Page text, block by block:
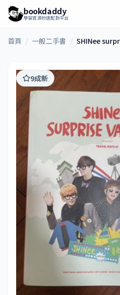
bookdaddy
學習資源秒速配對平台
首頁 / 一般二手書 / SHINee
9成新